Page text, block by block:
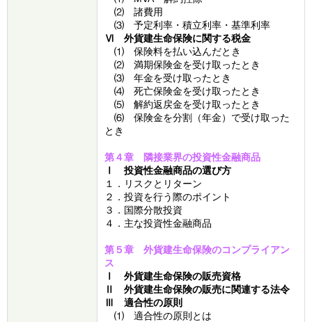
⑵ 諸費用
⑶ 予定利率・積立利率・基準利率
Ⅵ 外貨建生命保険に関する税金
⑴ 保険料を払い込んだとき
⑵ 満期保険金を受け取ったとき
⑶ 年金を受け取ったとき
⑷ 死亡保険金を受け取ったとき
⑸ 解約返戻金を受け取ったとき
⑹ 保険金を分割（年金）で受け取った
とき
第４章 隣接業界の投資性金融商品
Ⅰ 投資性金融商品の選び方
１．リスクとリターン
２．投資を行う際のポイント
３．国際分散投資
４．主な投資性金融商品
第５章 外貨建生命保険のコンプライアン
ス
Ⅰ 外貨建生命保険の販売資格
Ⅱ 外貨建生命保険の販売に関連する法令
Ⅲ 適合性の原則
⑴ 適合性の原則とは